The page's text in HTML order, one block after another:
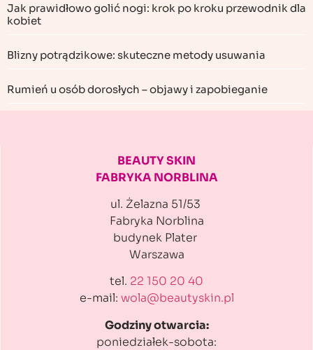
Jak prawidłowo golić nogi: krok po kroku przewodnik dla
kobiet
Blizny potrądzikowe: skuteczne metody usuwania
Rumień u osób dorosłych – objawy i zapobieganie
BEAUTY SKIN
FABRYKA NORBLINA
ul. Żelazna 51/53
Fabryka Norblina
budynek Plater
Warszawa
tel. 22 150 20 40
e-mail: wola@beautyskin.pl
Godziny otwarcia:
poniedziałek-sobota: